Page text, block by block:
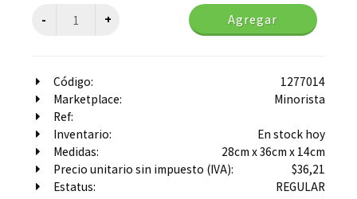
Agregar
Código:
1277014
Marketplace:
Minorista
Ref:
Inventario:
En stock hoy
Medidas:
28cm x 36cm x 14cm
Precio unitario sin impuesto (IVA):
$36,21
Estatus:
REGULAR